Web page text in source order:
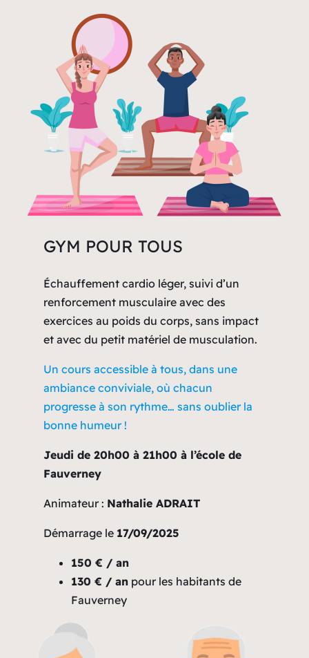
GYM POUR TOUS
Échauffement cardio léger, suivi d’un
renforcement musculaire avec des
exercices au poids du corps, sans impact
et avec du petit matériel de musculation.
Un cours accessible à tous, dans une
ambiance conviviale, où chacun
progresse à son rythme… sans oublier la
bonne humeur !
Jeudi de 20h00 à 21h00 à l’école de
Fauverney
Animateur : Nathalie ADRAIT
Démarrage le 17/09/2025
150 € / an
130 € / anpour les habitants de
Fauverney